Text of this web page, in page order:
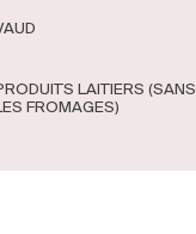
LAITIERS (SANS
FROMAGES)